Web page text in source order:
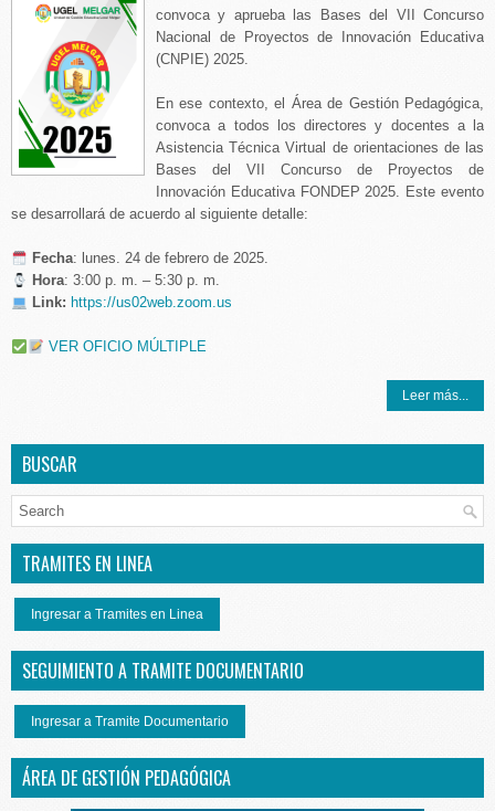
convoca y aprueba las Bases del VII Concurso
Nacional de Proyectos de Innovación Educativa
(CNPIE) 2025.
En ese contexto, el Área de Gestión Pedagógica,
convoca a todos los directores y docentes a la
Asistencia Técnica Virtual de orientaciones de las
Bases del VII Concurso de Proyectos de
Innovación Educativa FONDEP 2025. Este evento
se desarrollará de acuerdo al siguiente detalle:
️ Fecha: lunes. 24 de febrero de 2025.
Hora: 3:00 p. m. – 5:30 p. m.
Link: https://us02web.zoom.us
VER OFICIO MÚLTIPLE
Leer más...
BUSCAR
TRAMITES EN LINEA
Ingresar a Tramites en Linea
SEGUIMIENTO A TRAMITE DOCUMENTARIO
Ingresar a Tramite Documentario
ÁREA DE GESTIÓN PEDAGÓGICA